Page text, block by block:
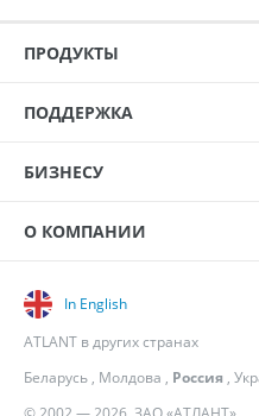
ПРОДУКТЫ
ПОДДЕРЖКА
БИЗНЕСУ
О КОМПАНИИ
In English
ATLANT в других странах
Беларусь, Молдова , Россия ,